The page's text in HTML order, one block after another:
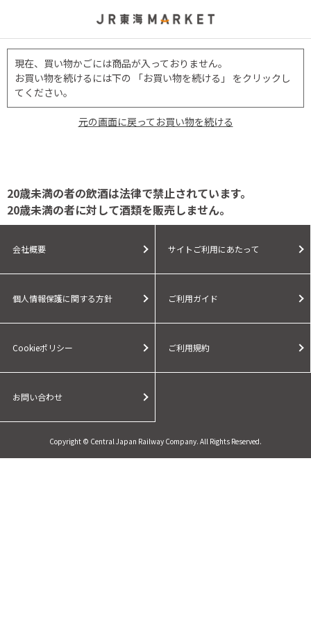
現在、買い物かごには商品が入っておりません。
お買い物を続けるには下の 「お買い物を続ける」 をクリックし
てください。
元の画面に戻ってお買い物を続ける
20歳未満の者の飲酒は法律で禁止されています。
20歳未満の者に対して酒類を販売しません。
会社概要 サイトご利用にあたって
個人情報保護に関する方針 ご利用ガイド
Cookieポリシー ご利用規約
お問い合わせ
Copyright © Central Japan Railway Company. All Rights Reserved.